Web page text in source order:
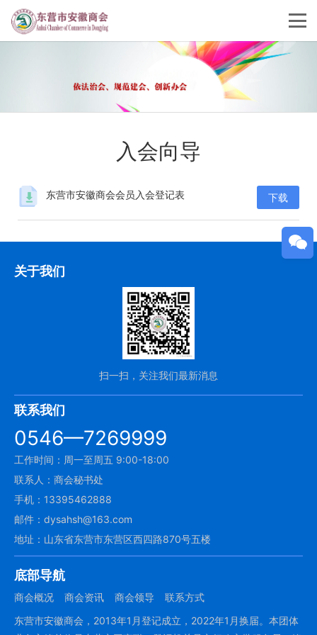
入会向导
东营市安徽商会会员入会登记表 下载
关于我们
扫一扫，关注我们最新消息
联系我们
0546—7269999
工作时间：周一至周五 9:00-18:00
联系人：商会秘书处
手机：13395462888
邮件：dysahsh@163.com
地址：山东省东营市东营区西四路870号五楼
底部导航
商会概况 商会资讯 商会领导
联系方式
东营市安徽商会，2013年1月登记成立，2022年1月换届。本团体